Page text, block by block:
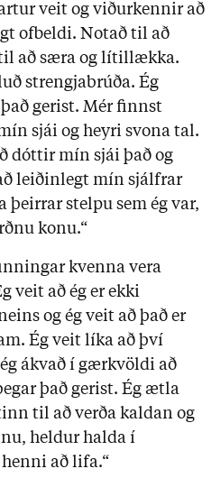
veit og viðurkennir að
ofbeldi. Notað til að
til að særa og lítillækka.
strengjabrúða. Ég
gerist. Mér finnst
sjái og heyri svona tal.
dóttir mín sjái það og
leiðinlegt mín sjálfrar
þeirrar stelpu sem ég var,
konu.“
kvenna vera
veit að ég er ekki
og ég veit að það er
Ég veit líka að því
ákvað í gærkvöldi að
það gerist. Ég ætla
til að verða kaldan og
heldur halda í
að lifa.“